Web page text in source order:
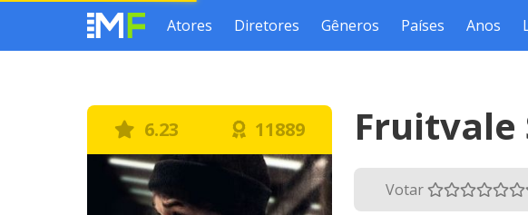
Atores Diretores Gêneros Países Anos
6.23 11889 Fruitvale
Votar